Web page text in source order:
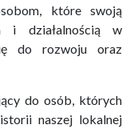
które swoją
i działalnością w
do rozwoju oraz
do osób, których
naszej lokalnej